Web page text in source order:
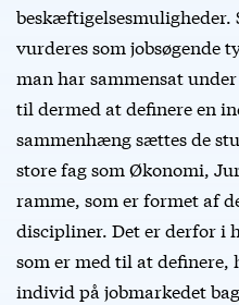
vurderes som jobsøgende
man har sammensat
til dermed at definere en
sammenhæng sættes de
store fag som Økonomi,
ramme, som er formet af
discipliner. Det er derfor i
som er med til at
individ på jobmarkedet